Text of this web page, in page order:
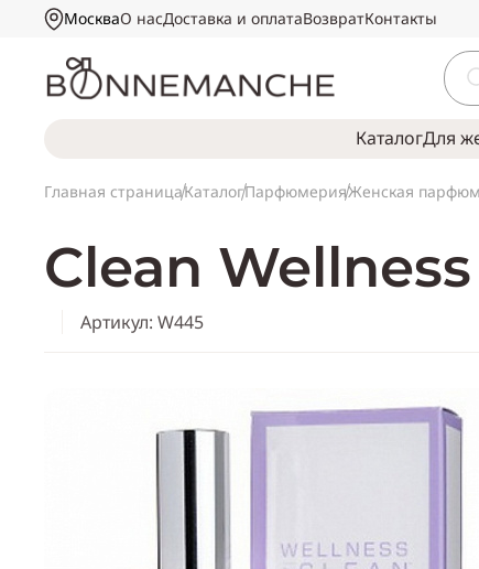
МоскваО насДоставка и оплатаВозвратКонтакты
КаталогДля
Главная страницаКаталогПарфюмерияЖенская
Clean
Артикул: W445